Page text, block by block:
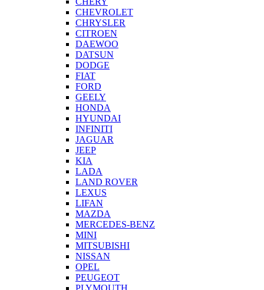
CHEVROLET
CHRYSLER
CITROEN
DAEWOO
DATSUN
DODGE
FIAT
FORD
GEELY
HONDA
HYUNDAI
INFINITI
JAGUAR
JEEP
KIA
LADA
LAND ROVER
LEXUS
LIFAN
MAZDA
MERCEDES-BENZ
MINI
MITSUBISHI
NISSAN
OPEL
PEUGEOT
PLYMOUTH